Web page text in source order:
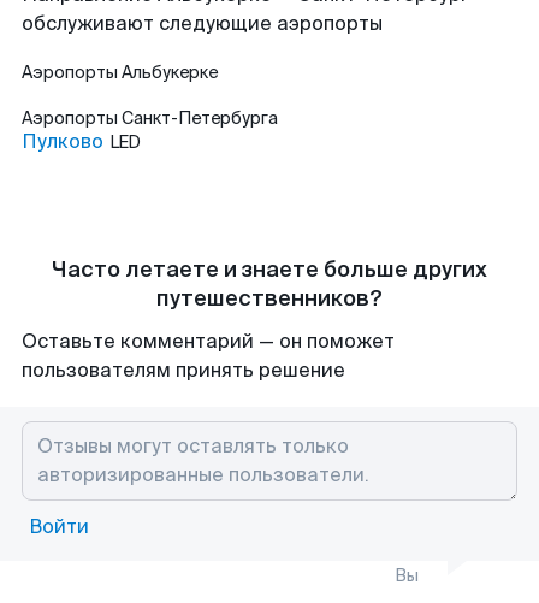
обслуживают следующие аэропорты
Аэропорты Альбукерке
Аэропорты Санкт-Петербурга
Пулково LED
Часто летаете и знаете больше других
путешественников?
Оставьте комментарий — он поможет
пользователям принять решение
Войти
Вы